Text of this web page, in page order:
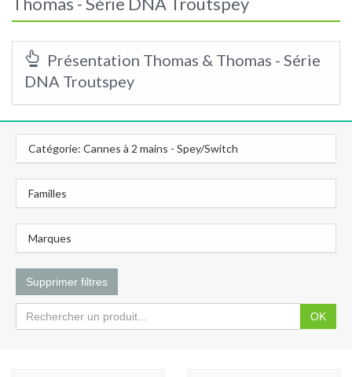
Présentation Thomas & Thomas - Série
DNA Troutspey
Catégorie: Cannes à 2 mains - Spey/Switch
Familles
Marques
Supprimer filtres
OK